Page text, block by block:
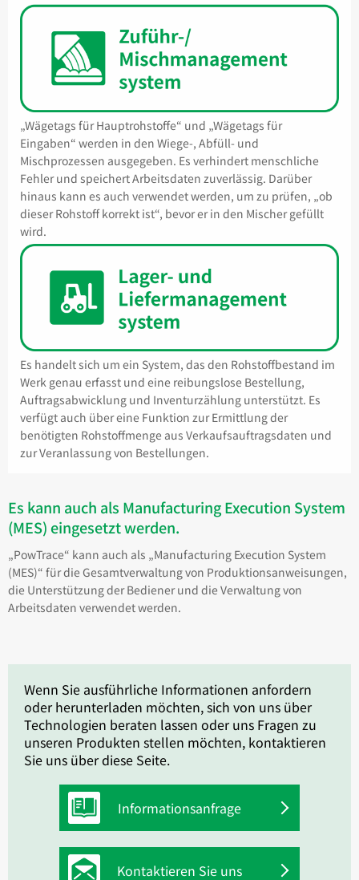
„Wägetags für Hauptrohstoffe“ und „Wägetags für
Eingaben“ werden in den Wiege-, Abfüll- und
Mischprozessen ausgegeben. Es verhindert menschliche
Fehler und speichert Arbeitsdaten zuverlässig. Darüber
hinaus kann es auch verwendet werden, um zu prüfen, „ob
dieser Rohstoff korrekt ist“, bevor er in den Mischer gefüllt
wird.
Es handelt sich um ein System, das den Rohstoffbestand im
Werk genau erfasst und eine reibungslose Bestellung,
Auftragsabwicklung und Inventurzählung unterstützt. Es
verfügt auch über eine Funktion zur Ermittlung der
benötigten Rohstoffmenge aus Verkaufsauftragsdaten und
zur Veranlassung von Bestellungen.
Es kann auch als Manufacturing Execution System
(MES) eingesetzt werden.
„PowTrace“ kann auch als „Manufacturing Execution System
(MES)“ für die Gesamtverwaltung von Produktionsanweisungen,
die Unterstützung der Bediener und die Verwaltung von
Arbeitsdaten verwendet werden.
Wenn Sie ausführliche Informationen anfordern
oder herunterladen möchten, sich von uns über
Technologien beraten lassen oder uns Fragen zu
unseren Produkten stellen möchten, kontaktieren
Sie uns über diese Seite.
Informationsanfrage
Kontaktieren Sie uns